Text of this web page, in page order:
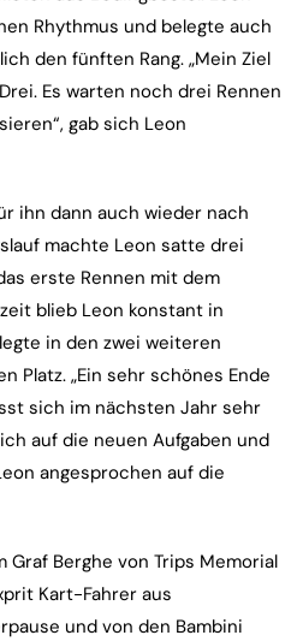
Rhythmus und belegte auch
den fünften Rang. „Mein Ziel
Es warten noch drei Rennen
gab sich Leon
ihn dann auch wieder nach
machte Leon satte drei
erste Rennen mit dem
blieb Leon konstant in
in den zwei weiteren
Platz. „Ein sehr schönes Ende
sich im nächsten Jahr sehr
auf die neuen Aufgaben und
angesprochen auf die
Berghe von Trips Memorial
Kart-Fahrer aus
und von den Bambini